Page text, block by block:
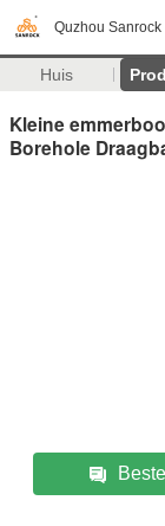
Quzhou
Huis
Kleine
Borehole